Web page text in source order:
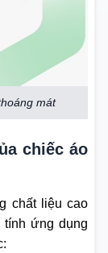
mát
chiếc áo
chất liệu cao
tính ứng dụng